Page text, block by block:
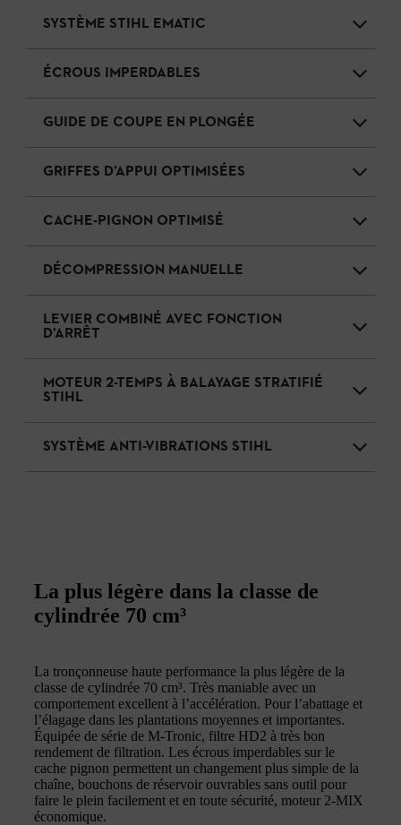
SYSTÈME STIHL EMATIC
ÉCROUS IMPERDABLES
GUIDE DE COUPE EN PLONGÉE
GRIFFES D’APPUI OPTIMISÉES
CACHE-PIGNON OPTIMISÉ
DÉCOMPRESSION MANUELLE
LEVIER COMBINÉ AVEC FONCTION
D’ARRÊT
MOTEUR 2-TEMPS À BALAYAGE STRATIFIÉ
STIHL
SYSTÈME ANTI-VIBRATIONS STIHL
La plus légère dans la classe de
cylindrée 70 cm³
La tronçonneuse haute performance la plus légère de la
classe de cylindrée 70 cm³. Très maniable avec un
comportement excellent à l’accélération. Pour l’abattage et
l’élagage dans les plantations moyennes et importantes.
Équipée de série de M-Tronic, filtre HD2 à très bon
rendement de filtration. Les écrous imperdables sur le
cache pignon permettent un changement plus simple de la
chaîne, bouchons de réservoir ouvrables sans outil pour
faire le plein facilement et en toute sécurité, moteur 2-MIX
économique.